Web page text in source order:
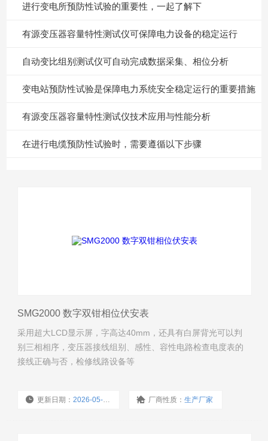
进行变电所预防性试验的重要性，一起了解下
有源变压器容量特性测试仪可保障电力设备的稳定运行
自动变比组别测试仪可自动完成数据采集、相位分析
变电站预防性试验是保障电力系统安全稳定运行的重要措施
有源变压器容量特性测试仪技术应用与性能分析
在进行电缆预防性试验时，需要遵循以下步骤
SMG2000 数字双钳相位伏安表
采用超大LCD显示屏，字高达40mm，还具有白屏背光可以判
别三相相序，变压器接线组别、感性、容性电路检查电度表的
接线正确与否，检修线路设备等
更新日期：2026-05-27 厂商性质：生产厂家